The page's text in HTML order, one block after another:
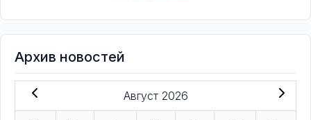
Архив новостей
Август 2026